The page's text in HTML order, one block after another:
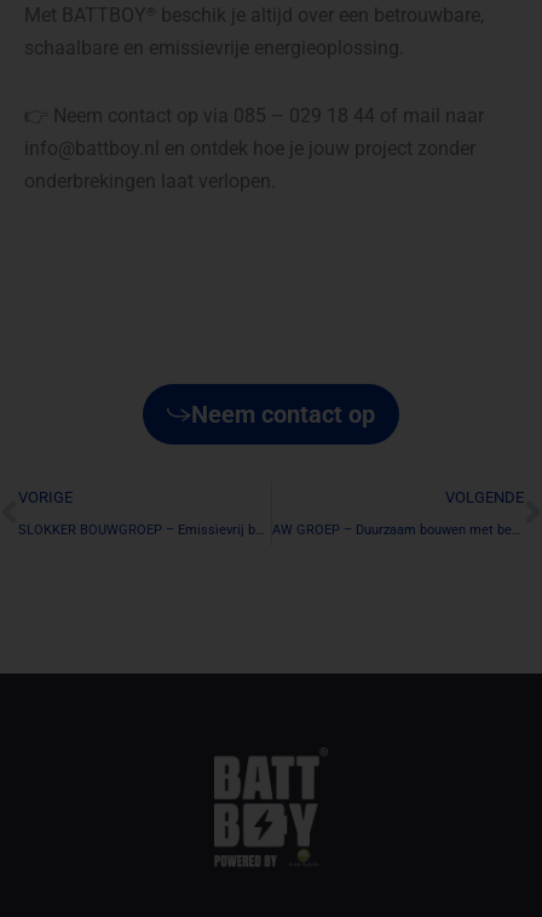
Met BATTBOY ®
beschik je altijd over een betrouwbare,
schaalbare en emissievrije energieoplossing.
👉 Neem contact op via 085 – 029 18 44 of mail naar
info@battboy.nl en ontdek hoe je jouw project zonder
onderbrekingen laat verlopen.
Neem contact op
Prev
VORIGE
SLOKKER BOUWGROEP – Emissievrij bouwen op Strandeiland Amsterdam
VOLGENDE
AW GROEP – Duurzaam bouwen met beperkte bouwstroom